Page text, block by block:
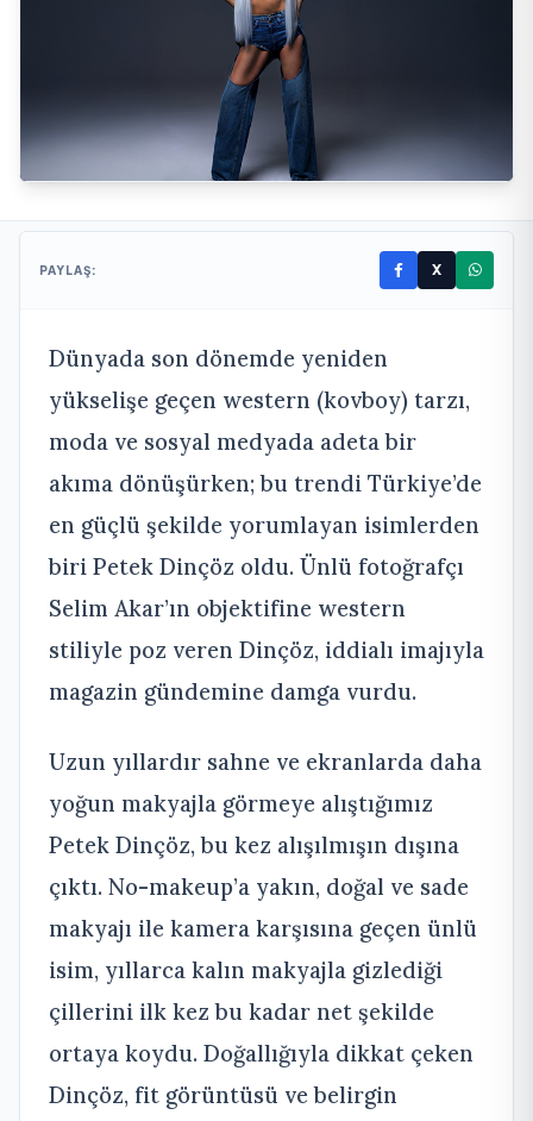
PAYLAŞ: X
Dünyada son dönemde yeniden
yükselişe geçen western (kovboy) tarzı,
moda ve sosyal medyada adeta bir
akıma dönüşürken; bu trendi Türkiye’de
en güçlü şekilde yorumlayan isimlerden
biri Petek Dinçöz oldu. Ünlü fotoğrafçı
Selim Akar’ın objektifine western
stiliyle poz veren Dinçöz, iddialı imajıyla
magazin gündemine damga vurdu.
Uzun yıllardır sahne ve ekranlarda daha
yoğun makyajla görmeye alıştığımız
Petek Dinçöz, bu kez alışılmışın dışına
çıktı. No-makeup’a yakın, doğal ve sade
makyajı ile kamera karşısına geçen ünlü
isim, yıllarca kalın makyajla gizlediği
çillerini ilk kez bu kadar net şekilde
ortaya koydu. Doğallığıyla dikkat çeken
Dinçöz, fit görüntüsü ve belirgin